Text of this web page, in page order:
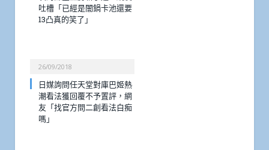
吐槽「已經是闇鍋卡池還要
13凸真的笑了」
26/09/2018
日媒詢問任天堂對庫巴姬熱
潮看法獲回覆不予置評，網
友「找官方問二創看法白痴
嗎」